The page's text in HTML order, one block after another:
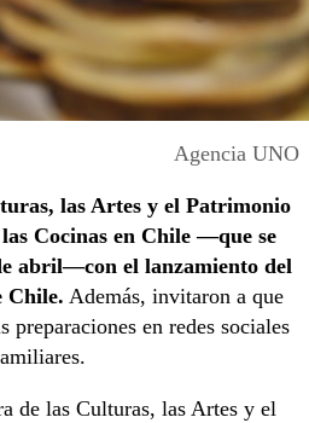
Agencia UNO
las Artes y el Patrimonio
Cocinas en Chile —que se
abril—con el lanzamiento del
Chile. Además, invitaron a que
preparaciones en redes sociales
de las Culturas, las Artes y el